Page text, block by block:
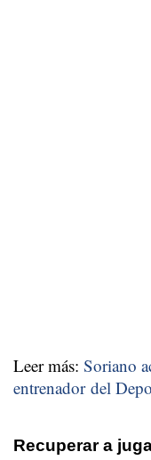
Leer más: Soriano
entrenador del
Recuperar a